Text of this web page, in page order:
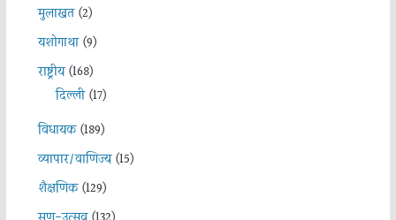
मुलाखत(2)
यशोगाथा(9)
राष्ट्रीय(168)
दिल्ली(17)
विधायक(189)
व्यापार/वाणिज्य(15)
शैक्षणिक(129)